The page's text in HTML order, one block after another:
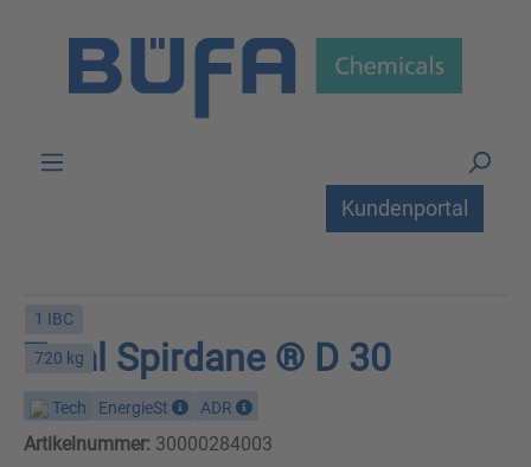
Kundenportal
1 IBC
720 kg
Total Spirdane ® D 30
Tech EnergieSt ADR
Artikelnummer: 30000284003